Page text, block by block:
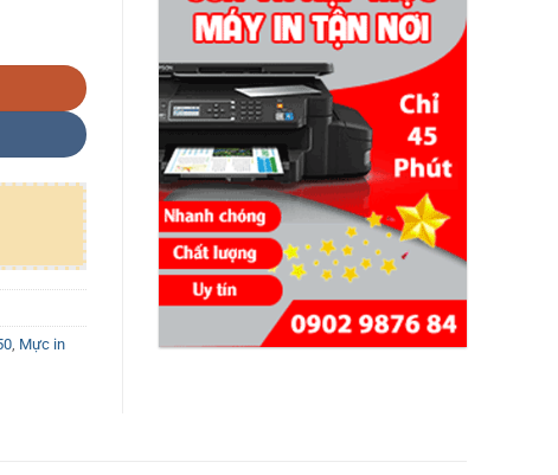
, Mực in